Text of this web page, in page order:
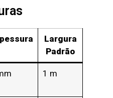
Largura
Padrão
1 m